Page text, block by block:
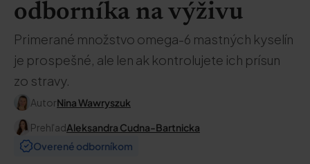
odborníka na výživu
Primerané množstvo omega-6 mastných kyselín
je prospešné, ale len ak kontrolujete ich prísun
zo stravy.
AutorNina Wawryszuk
PrehľadAleksandra Cudna-Bartnicka
Overené odborníkom